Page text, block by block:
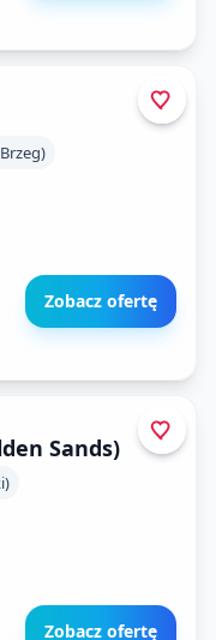
Zobacz ofertę
Sands)
Zobacz ofertę